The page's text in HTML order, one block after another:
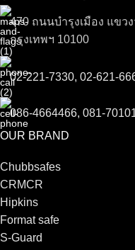
470 ถนนบำรุงเมือง แขว
กรุงเทพฯ 10100
02-221-7330, 02-621-
086-4664466, 081-
OUR BRAND
Chubbsafes
CRMCR
Hipkins
Format safe
S-Guard